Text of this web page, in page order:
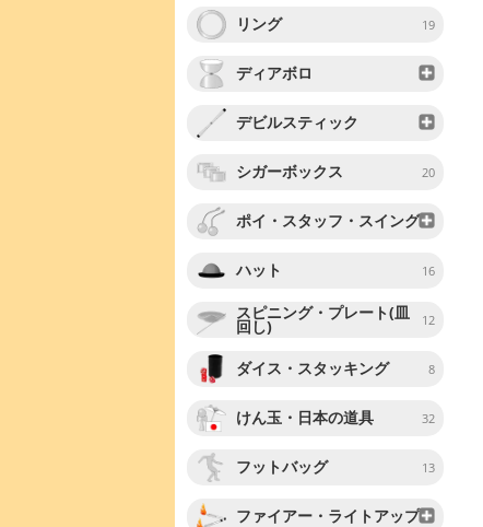
リング 19
ディアボロ
デビルスティック
シガーボックス 20
ポイ・スタッフ・スイング
ハット 16
スピニング・プレート(皿
回し) 12
ダイス・スタッキング 8
けん玉・日本の道具 32
フットバッグ 13
ファイアー・ライトアップ